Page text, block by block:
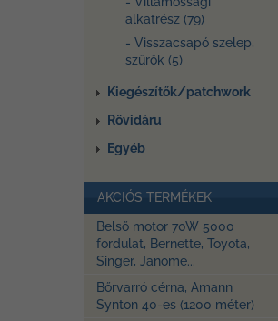
alkatrész (79)
- Visszacsapó szelep,
szűrők (5)
Kiegészítők/patchwork
Rövidáru
Egyéb
AKCIÓS TERMÉKEK
Belső motor 70W 5000
fordulat, Bernette, Toyota,
Singer, Janome...
Bőrvarró cérna, Amann
Synton 40-es (1200 méter)